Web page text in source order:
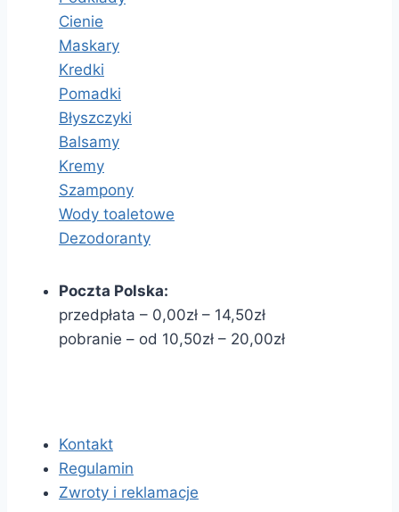
Cienie
Maskary
Kredki
Pomadki
Błyszczyki
Balsamy
Kremy
Szampony
Wody toaletowe
Dezodoranty
Poczta Polska:
przedpłata – 0,00zł – 14,50zł
pobranie – od 10,50zł – 20,00zł
Kontakt
Regulamin
Zwroty i reklamacje